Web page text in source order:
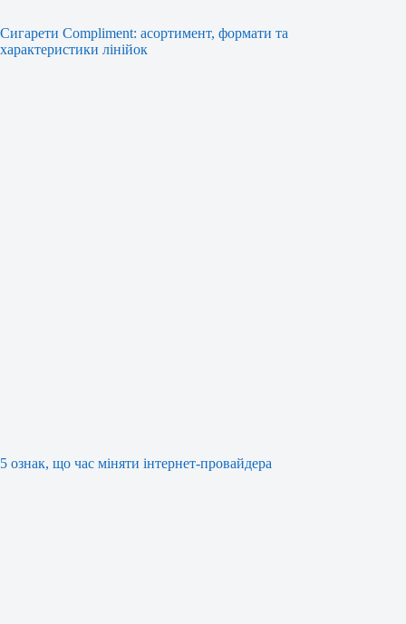
Сигарети Compliment: асортимент, формати та
характеристики лінійок
5 ознак, що час міняти інтернет-провайдера